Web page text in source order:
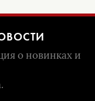
о новинках и